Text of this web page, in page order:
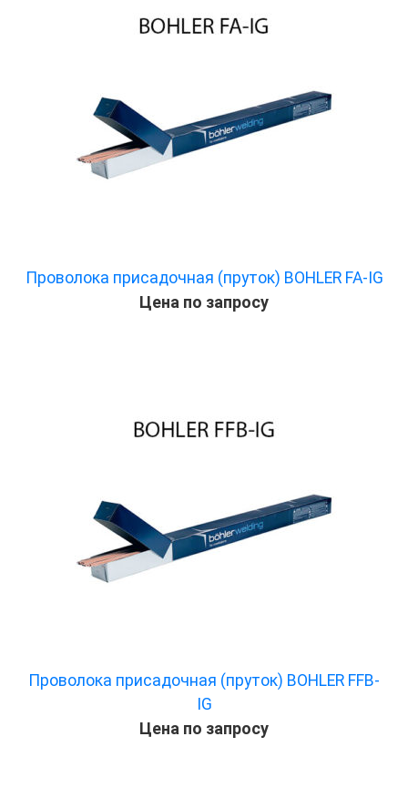
Проволока присадочная (пруток) BOHLER FA-IG
Цена по запросу
Проволока присадочная (пруток) BOHLER FFB-
IG
Цена по запросу